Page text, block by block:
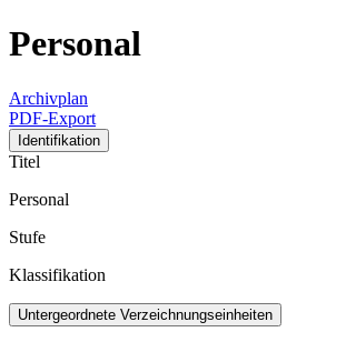
Personal
Archivplan
PDF-Export
Identifikation
Titel
Personal
Stufe
Klassifikation
Untergeordnete Verzeichnungseinheiten